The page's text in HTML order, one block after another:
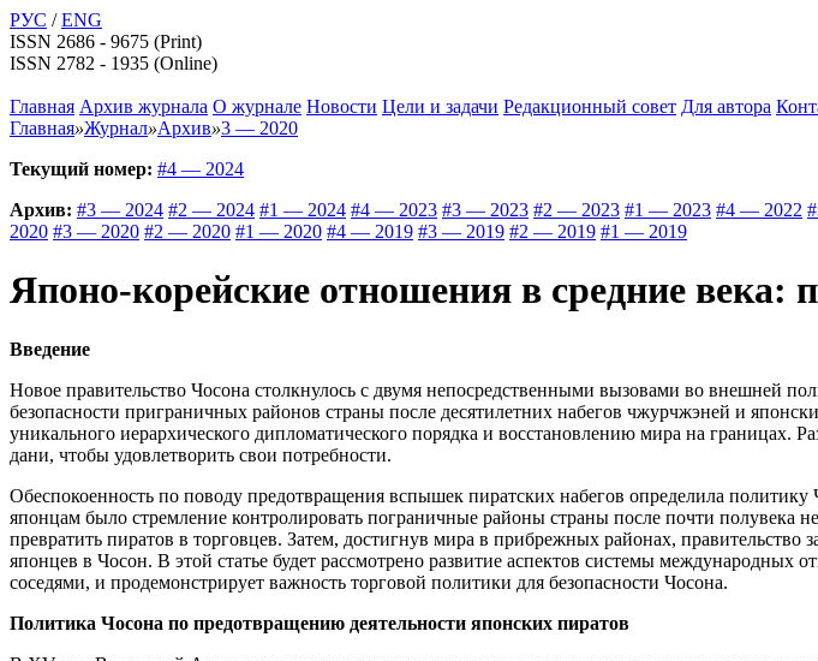
РУС /ENG
ISSN 2686 - 9675 (Print)
ISSN 2782 - 1935 (Online)
Главная Архив журнала О журнале Новости Цели и задачи Редакционный совет Для автора
Главная»Журнал»Архив»3 — 2020
Текущий номер: #4 — 2024
Архив: #3 — 2024 #2 — 2024 #1 — 2024 #4 — 2023 #3 — 2023 #2 — 2023 #1 — 2023 #4 — 2022
2020 #3 — 2020 #2 — 2020 #1 — 2020 #4 — 2019 #3 — 2019 #2 — 2019 #1 — 2019
Японо-корейские отношения в средние
Введение
Новое правительство Чосона столкнулось с двумя непосредственными вызовами во внешней
безопасности приграничных районов страны после десятилетних набегов чжурчжэней и
уникального иерархического дипломатического порядка и восстановлению мира на
дани, чтобы удовлетворить свои потребности.
Обеспокоенность по поводу предотвращения вспышек пиратских набегов определила
японцам было стремление контролировать пограничные районы страны после почти полувека
превратить пиратов в торговцев. Затем, достигнув мира в прибрежных районах, правительство
японцев в Чосон. В этой статье будет рассмотрено развитие аспектов системы международных
соседями, и продемонстрирует важность торговой политики для безопасности Чосона.
Политика Чосона по предотвращению деятельности японских пиратов